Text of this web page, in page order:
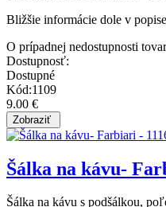
Bližšie informácie dole v
O prípadnej nedostupnosti
Dostupnosť:
Dostupné
Kód:1109
9.00 €
Šálka na kávu-
Šálka na kávu s podšálkou,